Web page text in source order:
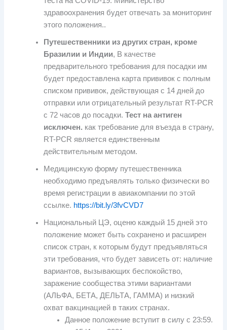
здравоохранения будет отвечать за мониторинг
этого положения..
Путешественники из других стран, кроме
Бразилии и Индии, В качестве
предварительного требования для посадки им
будет предоставлена ​​карта прививок с полным
списком прививок, действующая с 14 дней до
отправки или отрицательный результат RT-PCR
с 72 часов до посадки.Тест на антиген
исключен. как требование для въезда в страну,
RT-PCR является единственным
действительным методом.
Медицинскую форму путешественника
необходимо предъявлять только физически во
время регистрации в авиакомпании по этой
ссылке. https://bit.ly/3fvCVD7
Национальный ЦЭ, оценю каждый 15 дней это
положение может быть сохранено и расширен
список стран, к которым будут предъявляться
эти требования, что будет зависеть от: наличие
вариантов, вызывающих беспокойство,
заражение сообщества этими вариантами
(АЛЬФА, БЕТА, ДЕЛЬТА, ГАММА) и низкий
охват вакцинацией в таких странах.
Данное положение вступит в силу с 23:59.